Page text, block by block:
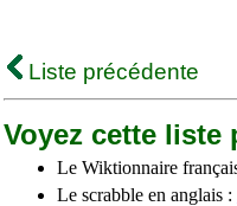
Liste précédente
Voyez cette liste
Le Wiktionnaire
Le scrabble en anglais :